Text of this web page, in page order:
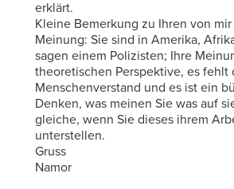
erklärt.
Kleine Bemerkung zu Ihren von
Meinung: Sie sind in Amerika,
sagen einem Polizisten; Ihre
theoretischen Perspektive, es fehlt
Menschenverstand und es ist ein
Denken, was meinen Sie was auf
gleiche, wenn Sie dieses ihrem
unterstellen.
Gruss
Namor